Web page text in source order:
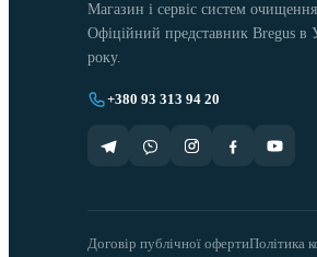
Магазин і сервіс систем
Офіційний представник Bregus в
року.
+380 93 313 94 20
Договір публічної офертиПолітика